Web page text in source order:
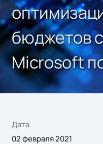
бюджетов
Microsoft
Дата
02 февраля 2021